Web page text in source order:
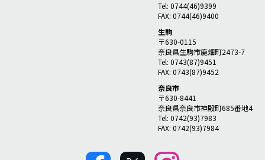
Tel: 0744(46)9399
FAX: 0744(46)9400
生駒
〒630-0115
奈良県生駒市鹿畑町2473-7
Tel: 0743(87)9451
FAX: 0743(87)9452
奈良市
〒630-8441
奈良県奈良市神殿町685番地4
Tel: 0742(93)7983
FAX: 0742(93)7984